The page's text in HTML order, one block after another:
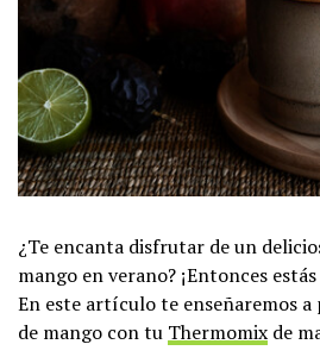
¿Te encanta disfrutar de un
mango en verano? ¡Entonces
En este artículo te enseñaremos
de mango con tu Thermomix de